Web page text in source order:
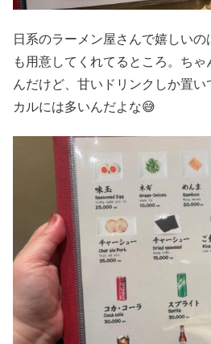
日系のラーメン屋さんで嬉しい
も用意してくれてるところ。ち
んだけど、甘いドリンクしか置
カルには多いんだよな😅